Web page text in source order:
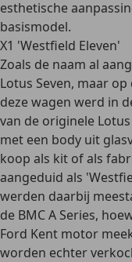
esthetische
basismodel.
X1 'Westfield Eleven'
Zoals de naam al
Lotus Seven, maar
deze wagen werd in
van de originele
met een body uit
koop als kit of als
aangeduid als
werden daarbij
de BMC A Series,
Ford Kent motor
worden echter